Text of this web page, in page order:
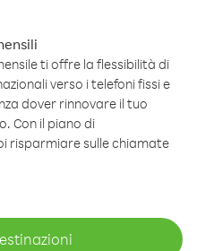
ti offre la flessibilità di
verso i telefoni fissi e
dover rinnovare il tuo
Con il piano di
risparmiare sulle chiamate